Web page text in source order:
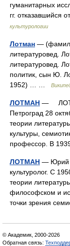
гуманитарных
гг. отказавшийся
культурологии
Лотман —
литературовед.
литературовед.
политик, сын Ю.
1952) … …
ЛОТМАН —
Петроград 28
теории
культуры,
профессор. В
ЛОТМАН — Юрий
культуролог. С
теории
философском и
точки зрения
© Академик, 2000-2026
Обратная связь: